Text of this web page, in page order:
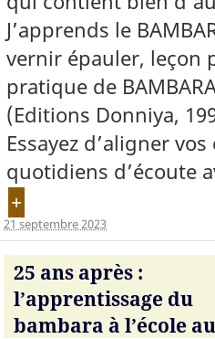
J’apprends le
vernir épauler, leçon
pratique de
(Editions Donniya,
Essayez d’aligner
quotidiens d’écoute
+
21 septembre 2023
25 ans après :
l’apprentissage du
bambara à l’école